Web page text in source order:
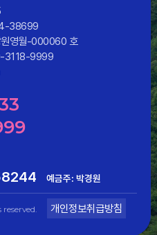
38699
원영월-000060 호
3118-9999
예금주: 박경원
개인정보취급방침